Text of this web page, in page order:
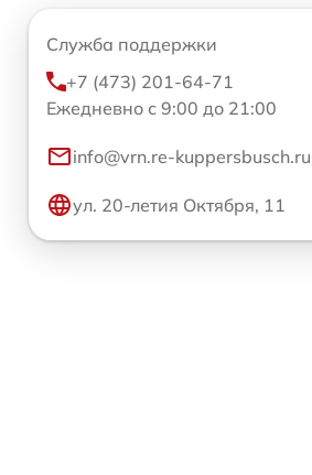
Служба поддержки
+7 (473) 201-64-71
Ежедневно с 9:00 до 21:00
info@vrn.re-kuppersbusch.ru
ул. 20-летия Октября, 11